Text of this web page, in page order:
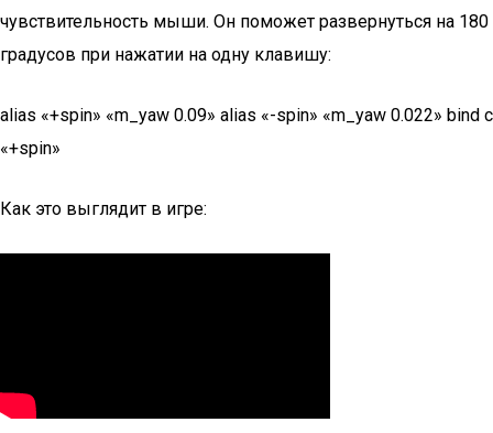
чувствительность мыши. Он поможет развернуться на 180
градусов при нажатии на одну клавишу:
alias «+spin» «m_yaw 0.09» alias «-spin» «m_yaw 0.022» bind c
«+spin»
Как это выглядит в игре: